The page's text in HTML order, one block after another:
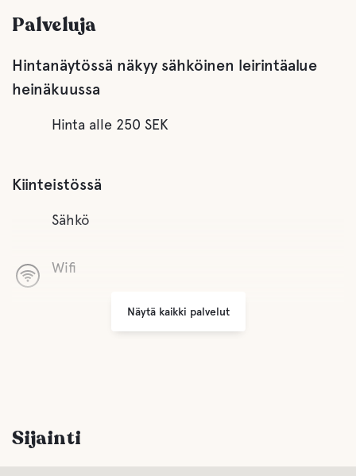
Palveluja
Hintanäytössä näkyy sähköinen leirintäalue
heinäkuussa
Hinta alle 250 SEK
Kiinteistössä
Sähkö
Wifi
Näytä kaikki palvelut
Sijainti